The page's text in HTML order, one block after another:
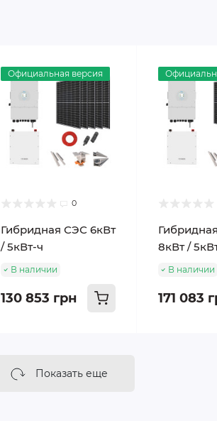
Официальная версия
0
Гибридная СЭС 6кВт
/ 5кВт-ч
В наличии
130 853 грн
8кВт /
В наличии
171 083
Показать еще